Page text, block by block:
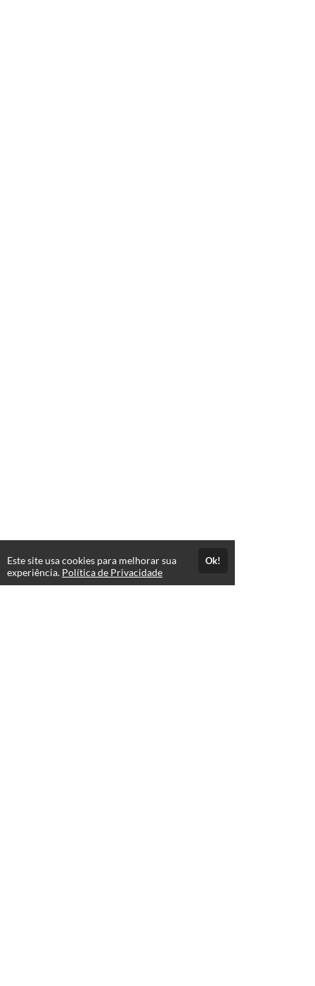
FAQ
Este site usa cookies para melhorar sua
experiência. Política de Privacidade
Ok!